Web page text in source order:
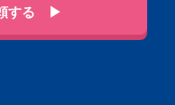
する ▶